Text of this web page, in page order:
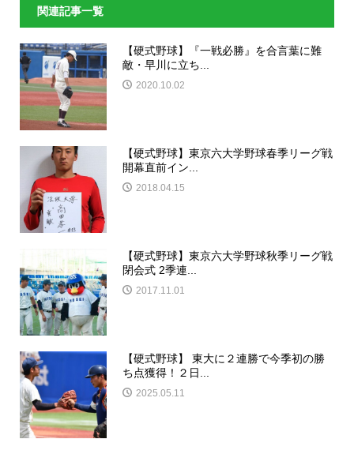
関連記事一覧
【硬式野球】『一戦必勝』を合言葉に難
敵・早川に立ち...
2020.10.02
【硬式野球】東京六大学野球春季リーグ戦
開幕直前イン...
2018.04.15
【硬式野球】東京六大学野球秋季リーグ戦
閉会式 2季連...
2017.11.01
【硬式野球】 東大に２連勝で今季初の勝
ち点獲得！２日...
2025.05.11